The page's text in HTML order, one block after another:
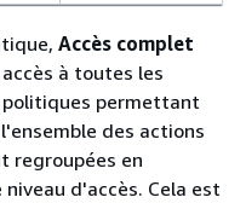
Accès complet
à toutes les
politiques permettant
des actions
regroupées en
d'accès. Cela est